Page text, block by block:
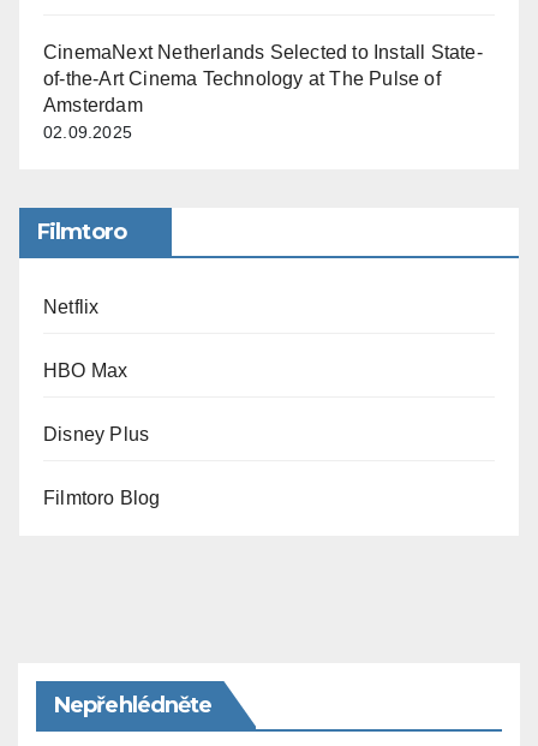
CinemaNext Netherlands Selected to Install State-
of-the-Art Cinema Technology at The Pulse of
Amsterdam
02.09.2025
Filmtoro
Netflix
HBO Max
Disney Plus
Filmtoro Blog
Nepřehlédněte